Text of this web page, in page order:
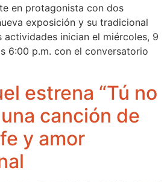
en protagonista con dos
exposición y su tradicional
actividades inician el miércoles, 9
6:00 p.m. con el conversatorio
estrena “Tú no
canción de
y amor